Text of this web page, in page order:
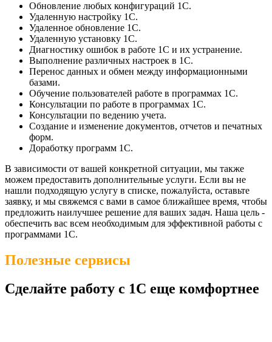
Обновление любых конфигураций 1С.
Удаленную настройку 1С.
Удаленное обновление 1С.
Удаленную установку 1С.
Диагностику ошибок в работе 1С и их устранение.
Выполнение различных настроек в 1С.
Перенос данных и обмен между информационными
базами.
Обучение пользователей работе в программах 1С.
Консультации по работе в программах 1С.
Консультации по ведению учета.
Создание и изменение документов, отчетов и печатных
форм.
Доработку программ 1С.
В зависимости от вашей конкретной ситуации, мы также
можем предоставить дополнительные услуги. Если вы не
нашли подходящую услугу в списке, пожалуйста, оставьте
заявку, и мы свяжемся с вами в самое ближайшее время, чтобы
предложить наилучшее решение для ваших задач. Наша цель -
обеспечить вас всем необходимым для эффективной работы с
программами 1С.
Полезные сервисы
Сделайте работу с 1С еще комфортнее